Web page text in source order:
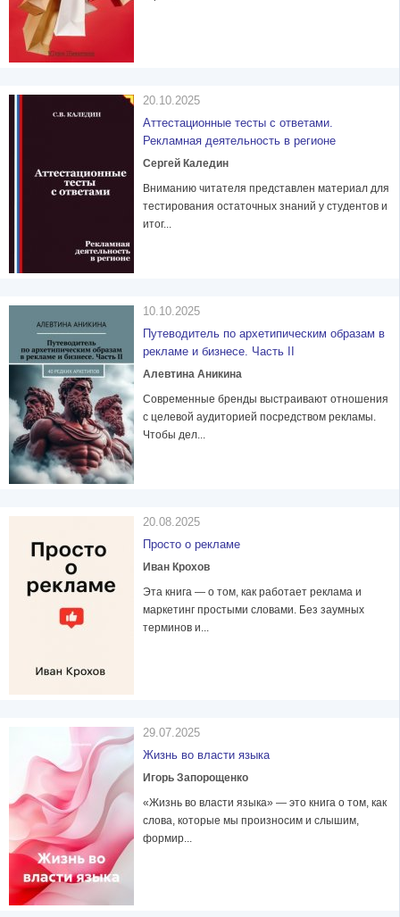
20.10.2025
Аттестационные тесты с ответами.
Рекламная деятельность в регионе
Сергей Каледин
Вниманию читателя представлен материал для
тестирования остаточных знаний у студентов и
итог...
10.10.2025
Путеводитель по архетипическим образам в
рекламе и бизнесе. Часть II
Алевтина Аникина
Современные бренды выстраивают отношения
с целевой аудиторией посредством рекламы.
Чтобы дел...
20.08.2025
Просто о рекламе
Иван Крохов
Эта книга — о том, как работает реклама и
маркетинг простыми словами. Без заумных
терминов и...
29.07.2025
Жизнь во власти языка
Игорь Запорощенко
«Жизнь во власти языка» — это книга о том, как
слова, которые мы произносим и слышим,
формир...